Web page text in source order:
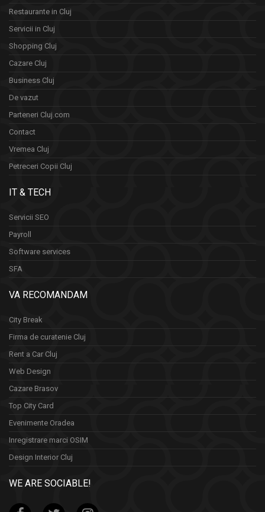
Restaurante in Cluj
Servicii in Cluj
Shopping Cluj
Cazare Cluj
Business Cluj
De vazut
Parteneri Cluj.com
Contact
Vremea Cluj
Petreceri Copii Cluj
IT & TECH
Servicii SEO
Payroll
Software services
SFA
VA RECOMANDAM
City Break
Firma de curatenie Cluj
Rent a Car Cluj
Web Design
Cazare Brasov
Top City Card
Evenimente Oradea
Inregistrare marci OSIM
Design Interior Cluj
WE ARE SOCIABLE!